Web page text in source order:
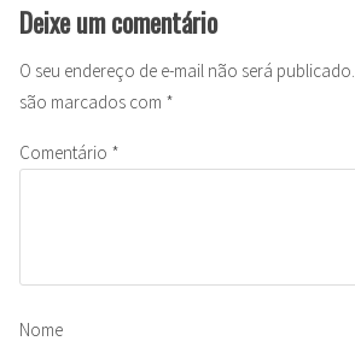
Deixe um comentário
O seu endereço de e-mail não será publicado.
são marcados com *
Comentário *
Nome